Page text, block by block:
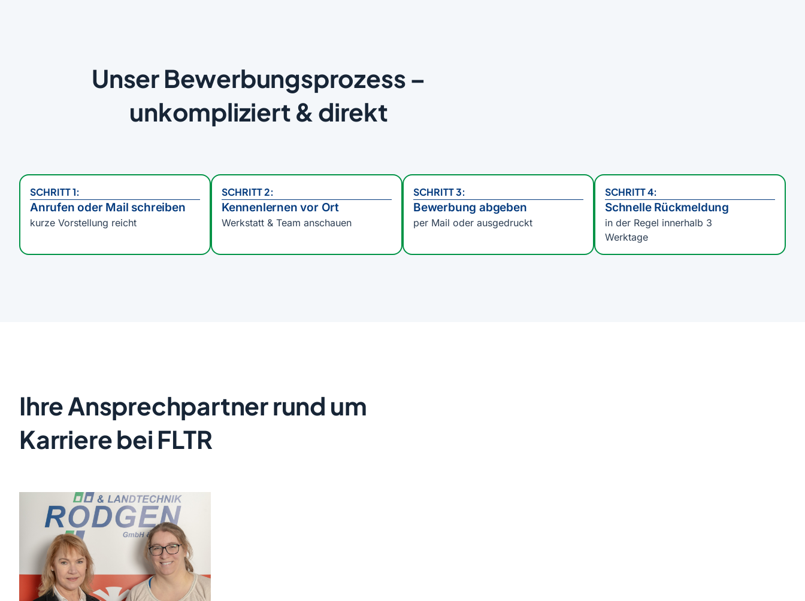
Unser Bewerbungsprozess –
unkompliziert & direkt
SCHRITT 1:
Anrufen oder Mail schreiben
kurze Vorstellung reicht
SCHRITT 2:
Kennenlernen vor Ort
Werkstatt & Team anschauen
SCHRITT 3:
Bewerbung abgeben
per Mail oder ausgedruckt
SCHRITT 4:
Schnelle Rückmeldung
in der Regel innerhalb 3
Werktage
Ihre Ansprechpartner rund um
Karriere bei FLTR